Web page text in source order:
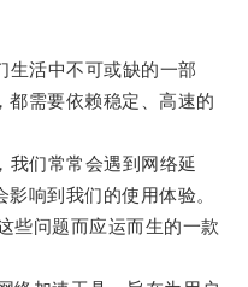
活中不可或缺的一部
都需要依赖稳定、高速的
们常常会遇到网络延
响到我们的使用体验。
问题而应运而生的一款